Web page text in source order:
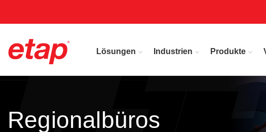
Lösungen Industrien Produkte
Regionalbüros